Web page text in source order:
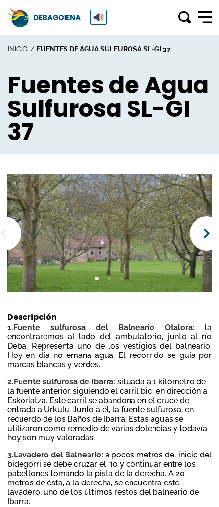
INICIO FUENTES DE AGUA SULFUROSA SL-GI 37
Fuentes de Agua
Sulfurosa SL-GI
37
Descripción
1.Fuente sulfurosa del Balneario Otalora: la
encontraremos al lado del ambulatorio, junto al río
Deba. Representa uno de los vestigios del balneario.
Hoy en día no emana agua. El recorrido se guía por
marcas blancas y verdes.
2.Fuente sulfurosa de Ibarra: situada a 1 kilómetro de
la fuente anterior, siguiendo el carril bici en dirección a
Eskoriatza. Este carril se abandona en el cruce de
entrada a Urkulu. Junto a él, la fuente sulfurosa, en
recuerdo de los Baños de Ibarra. Estas aguas se
utilizaron como remedio de varias dolencias y todavía
hoy son muy valoradas.
3.Lavadero del Balneario: a pocos metros del inicio del
bidegorri se debe cruzar el río y continuar entre los
pabellones tomando la pista de la derecha. A 20
metros de ésta, a la derecha, se encuentra este
lavadero, uno de los últimos restos del balneario de
Ibarra.